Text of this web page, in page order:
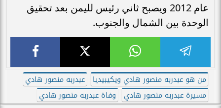
عام 2012 ويصبح ثاني رئيس لليمن بعد تحقيق
الوحدة بين الشمال والجنوب.
من هو عبدربه منصور هادي ويكيبيديا
عبدربه منصور هادي
مسيرة عبدربه منصور هادي
وفاة عبدربه منصور هادي